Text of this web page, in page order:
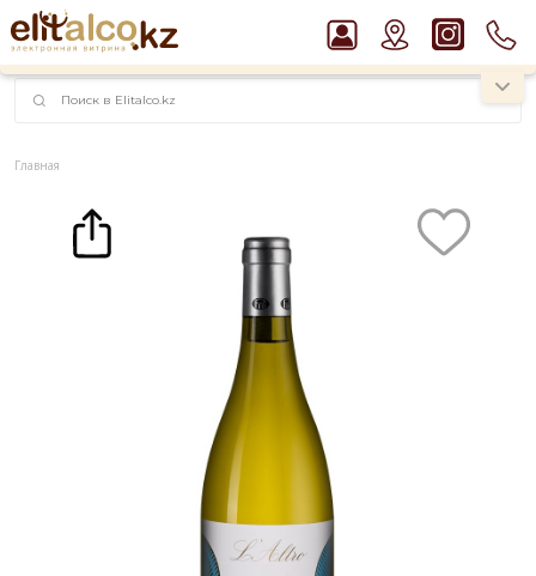
наименований!
instagram.com/rojo.kz
Рекомендуем
Водка Smirnoff Red Vodka 37,5%
Джин Gordon`s London Dry Gin 37,5%
Пиво Guinness Draught 4,2% Can
Ром Captain Morgan White 37,5%
Виски Talisker 10 YO Malt 45,8% in Box
Главная